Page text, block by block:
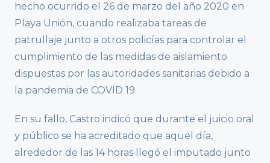
hecho ocurrido el 26 de marzo del año 2020 en
Playa Unión, cuando realizaba tareas de
patrullaje junto a otros policías para controlar el
cumplimiento de las medidas de aislamiento
dispuestas por las autoridades sanitarias debido a
la pandemia de COVID 19.
En su fallo, Castro indicó que durante el juicio oral
y público se ha acreditado que aquel día,
alrededor de las 14 horas llegó el imputado junto